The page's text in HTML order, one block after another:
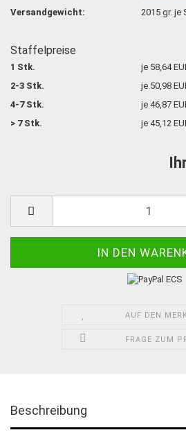
Versandgewicht: 2015 gr. je
Staffelpreise
1 Stk.
je 58,64
2-3 Stk.
je 50,98
4-7 Stk.
je 46,87
> 7 Stk.
je 45,12
AUF DEN
FRAGE ZUM
Beschreibung